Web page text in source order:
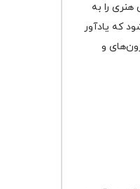
را به
که یادآور
و